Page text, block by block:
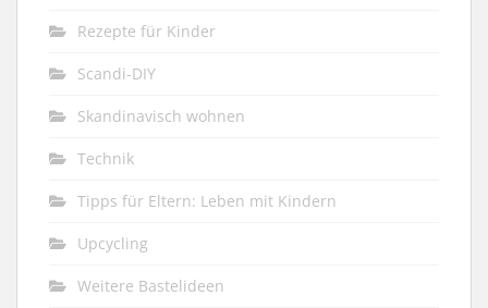
Rezepte für Kinder
Scandi-DIY
Skandinavisch wohnen
Technik
Tipps für Eltern: Leben mit Kindern
Upcycling
Weitere Bastelideen